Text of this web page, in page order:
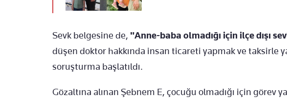
Sevk belgesine de, "Anne-baba olmadığı için ilçe dışı
düşen doktor hakkında insan ticareti yapmak ve taksirle
soruşturma başlatıldı.
Gözaltına alınan Şebnem E, çocuğu olmadığı için görev